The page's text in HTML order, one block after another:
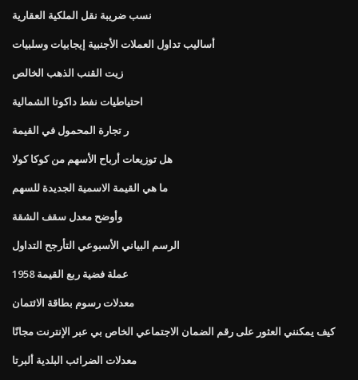
نسب ضريبة نقل الملكية العقارية
أساليب تداول العملات الأجنبية إيجابيات وسلبيات
زيت القنب الذهب الخالص
احتياطيات نفط داكوتا الشمالية
ر تجارة المحمول في القيمة
هل توزيعات أرباح الأسهم من كوكا كولا
ما هي القيمة الاسمية الجديدة للسهم
وأوضح معدل سقف الشقة
الرسم البياني الأسبوعي التأرجح التداول
1958 عملة فضية ربع القيمة
معدلات رسوم بطاقة الائتمان
كيف يمكنني العثور على رقم الضمان الاجتماعي الخاص بي عبر الإنترنت مجانًا
معدلات الضرائب البلدية ألبرتا